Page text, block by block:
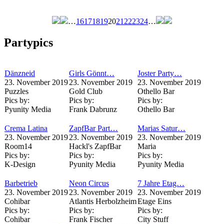
…161718192021 222324…
Partypics
Dänzneid
23. November 2019
Puzzles
Pics by:
Pyunity Media
Girls Gönnt…
23. November 2019
Gold Club
Pics by:
Frank Dabrunz
Joster Party…
23. November 2019
Othello Bar
Pics by:
Othello Bar
Crema Latina
23. November 2019
Room14
Pics by:
K-Design
ZapfBar Part…
23. November 2019
Hackl's ZapfBar
Pics by:
Pyunity Media
Marias Satur…
23. November 2019
Maria
Pics by:
Pyunity Media
Barbetrieb
23. November 2019
Cohibar
Pics by:
Cohibar
Neon Circus
23. November 2019
Atlantis Herbolzheim
Pics by:
Frank Fischer
7 Jahre Etag…
23. November 2019
Etage Eins
Pics by:
City Stuff